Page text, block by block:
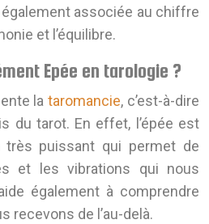
associée au chiffre
et l’équilibre.
Epée en tarologie ?
lataromancie, c’est-à-dire
du tarot. En effet, l’épée est
puissant qui permet de
et les vibrations qui nous
également à comprendre
recevons de l’au-delà.